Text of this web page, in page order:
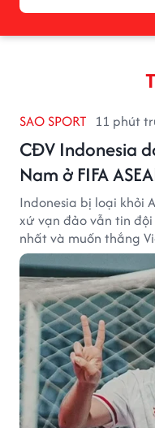
SAO SPORT 11 phút
CĐV Indonesia
Nam ở FIFA
Indonesia bị loại khỏi
xứ vạn đảo vẫn tin
nhất và muốn thắng
2026.